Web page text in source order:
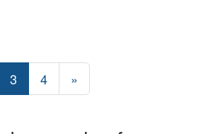
3 4 »